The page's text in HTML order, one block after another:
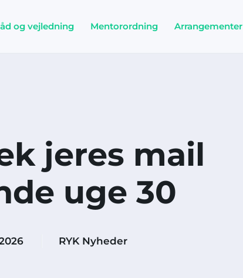
og vejledning Mentorordning Arrangementer
jeres mail
uge 30
RYK Nyheder